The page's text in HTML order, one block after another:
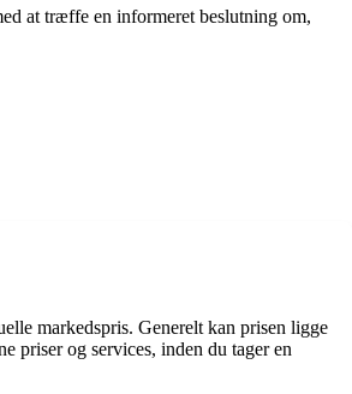
at træffe en informeret beslutning om,
markedspris. Generelt kan prisen ligge
priser og services, inden du tager en